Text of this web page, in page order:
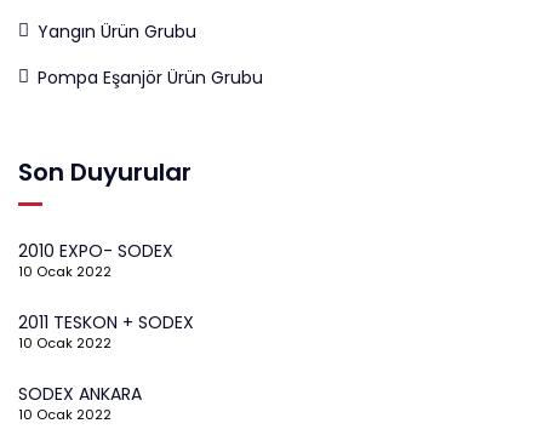
Yangın Ürün Grubu
Pompa Eşanjör Ürün Grubu
Son Duyurular
2010 EXPO- SODEX
10 Ocak 2022
2011 TESKON + SODEX
10 Ocak 2022
SODEX ANKARA
10 Ocak 2022